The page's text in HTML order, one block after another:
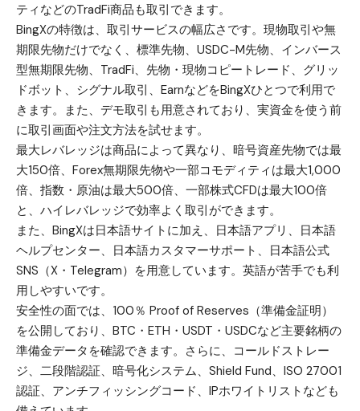
取引手数料（VIP0）
・無期限先物：Maker 0.02％／
Taker 0.05％
・標準先物：0.045％（ポジショ
ン決済時のみ）
主な提供サービス
・現物取引、コンバート、
ChainSpot
・先物取引（無期限先物、標準先
物、TradFi、デモ取引）
・コピートレード（先物・現物）
・ボット取引（グリッド、マーチ
ンゲール、シグナル戦略）
・資産運用（Earn、ローン、デュ
アル投資、Launchpool）
ボーナスキャンペーン
新規登録ボーナス、入金・取引タ
スク、期間限定イベント、招待プ
ログラムなど
入出金手段・手数料
金、内部振替
・暗号資産の入金：無料
・出金手数料：通貨・ネットワー
日本語サイト、日本語アプリ、日
ティなどのTradFi商品も取引できます。
BingXの特徴は、取引サービスの幅広さです。現物取引や無
期限先物だけでなく、標準先物、USDC-M先物、インバース
型無期限先物、TradFi、先物・現物コピートレード、グリッ
ドボット、シグナル取引、EarnなどをBingXひとつで利用で
きます。また、デモ取引も用意されており、実資金を使う前
に取引画面や注文方法を試せます。
最大レバレッジは商品によって異なり、暗号資産先物では最
大150倍、Forex無期限先物や一部コモディティは最大1,000
倍、指数・原油は最大500倍、一部株式CFDは最大100倍
と、ハイレバレッジで効率よく取引ができます。
また、BingXは日本語サイトに加え、日本語アプリ、日本語
ヘルプセンター、日本語カスタマーサポート、日本語公式
SNS（X・Telegram）を用意しています。英語が苦手でも利
用しやすいです。
安全性の面では、100％ Proof of Reserves（準備金証明）
を公開しており、BTC・ETH・USDT・USDCなど主要銘柄の
準備金データを確認できます。さらに、コールドストレー
ジ、二段階認証、暗号化システム、Shield Fund、ISO 27001
認証、アンチフィッシングコード、IPホワイトリストなども